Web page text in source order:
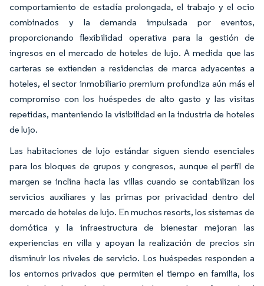
comportamiento de estadía prolongada, el trabajo y el ocio
combinados y la demanda impulsada por eventos,
proporcionando flexibilidad operativa para la gestión de
ingresos en el mercado de hoteles de lujo. A medida que las
carteras se extienden a residencias de marca adyacentes a
hoteles, el sector inmobiliario premium profundiza aún más el
compromiso con los huéspedes de alto gasto y las visitas
repetidas, manteniendo la visibilidad en la industria de hoteles
de lujo.
Las habitaciones de lujo estándar siguen siendo esenciales
para los bloques de grupos y congresos, aunque el perfil de
margen se inclina hacia las villas cuando se contabilizan los
servicios auxiliares y las primas por privacidad dentro del
mercado de hoteles de lujo. En muchos resorts, los sistemas de
domótica y la infraestructura de bienestar mejoran las
experiencias en villa y apoyan la realización de precios sin
disminuir los niveles de servicio. Los huéspedes responden a
los entornos privados que permiten el tiempo en familia, los